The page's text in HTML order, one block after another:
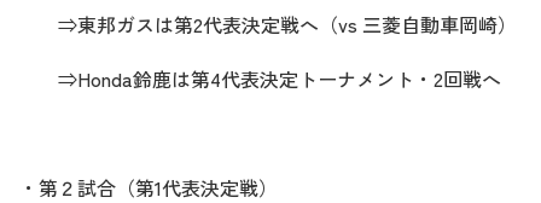
⇒東邦ガスは第2代表決定戦へ（vs 三菱自動車岡崎）
⇒Honda鈴鹿は第4代表決定トーナメント・2回戦へ
・第２試合（第1代表決定戦）